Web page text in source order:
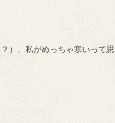
）、私がめっちゃ寒いって